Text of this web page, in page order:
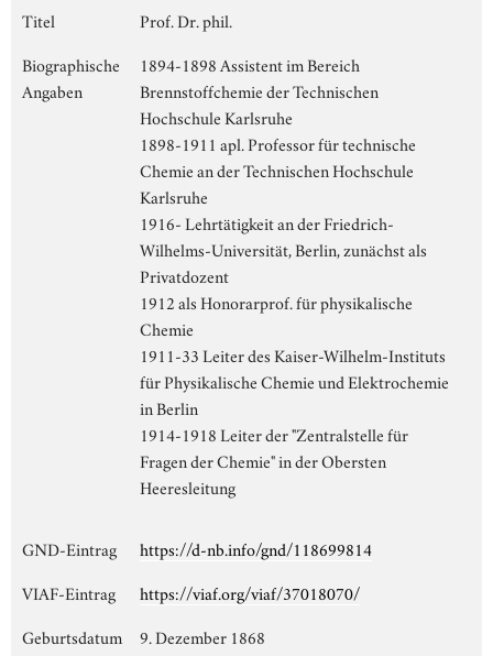
Titel
Prof. Dr. phil.
Biographische
Angaben
1894-1898 Assistent im Bereich
Brennstoffchemie der Technischen
Hochschule Karlsruhe
1898-1911 apl. Professor für technische
Chemie an der Technischen Hochschule
Karlsruhe
1916- Lehrtätigkeit an der Friedrich-
Wilhelms-Universität, Berlin, zunächst als
Privatdozent
1912 als Honorarprof. für physikalische
Chemie
1911-33 Leiter des Kaiser-Wilhelm-Instituts
für Physikalische Chemie und Elektrochemie
in Berlin
1914-1918 Leiter der "Zentralstelle für
Fragen der Chemie" in der Obersten
Heeresleitung
GND-Eintrag
https://d-nb.info/gnd/118699814
VIAF-Eintrag
https://viaf.org/viaf/37018070/
Geburtsdatum
9. Dezember 1868